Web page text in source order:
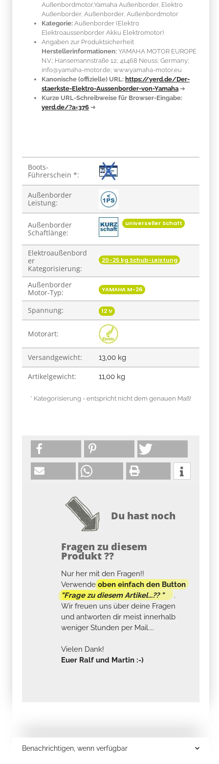
Außenbordmotor,Yamaha Außenborder, Elektro
Außenborder, Außenborder, Außenbordmotor
Kategorie: Außenborder (Elektro
Elektroaussenborder Akku Elektromotor)
Angaben zur Produktsicherheit
Herstellerinformationen: YAMAHA MOTOR EUROPE
N.V.; Hansemannstraße 12; 41468 Neuss; Germany;
info@yamaha-motor.de; www.yamaha-motor.eu
Kanonische (offizielle) URL: https://yerd.de/Der-
staerkste-Elektro-Aussenborder-von-Yamaha ➔
Kurze URL-Schreibweise für Browser-Eingabe:
yerd.de/?a=376 ➔
Produkteigenschaft
Wert
Boots-
Führerschein *:
Außenborder
Leistung:
Außenborder
Schaftlänge:
universeller Schaft
Elektroaußenbord
er
Kategorisierung:
20-25 kg Schub-Leistung
Außenborder
Motor-Typ:
YAMAHA M-26
Spannung: 12 V
Motorart:
Versandgewicht: 13,00 kg
Artikelgewicht: 11,00 kg
* Kategorisierung - entspricht nicht dem genauen Maß!
Du hast noch
Fragen zu diesem
Produkt ??
Nur her mit den Fragen!!
Verwendeoben einfach den Button
"Frage zu diesem Artikel...?? "
.
Wir freuen uns über deine Fragen
und antworten dir meist innerhalb
weniger Stunden per Mail....
Vielen Dank!
Euer Ralf und Martin :-)
Benachrichtigen, wenn verfügbar